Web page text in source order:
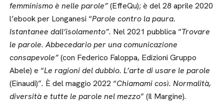
femminismo è nelle parole”(EffeQu); è del 28 aprile 2020
l’ebook per Longanesi “Parole contro la paura.
Istantanee dall’isolamento”. Nel 2021 pubblica “Trovare
le parole. Abbecedario per una comunicazione
consapevole”(con Federico Faloppa, Edizioni Gruppo
Abele) e “Le ragioni del dubbio. L’arte di usare le parole
(Einaudi)”. È del maggio 2022 “Chiamami così. Normalità,
diversità e tutte le parole nel mezzo” (Il Margine).